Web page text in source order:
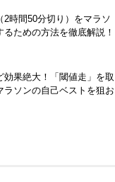
2時間50分切り）をマラソ
るための方法を徹底解説！
効果絶大！「閾値走」を取
ラソンの自己ベストを狙お